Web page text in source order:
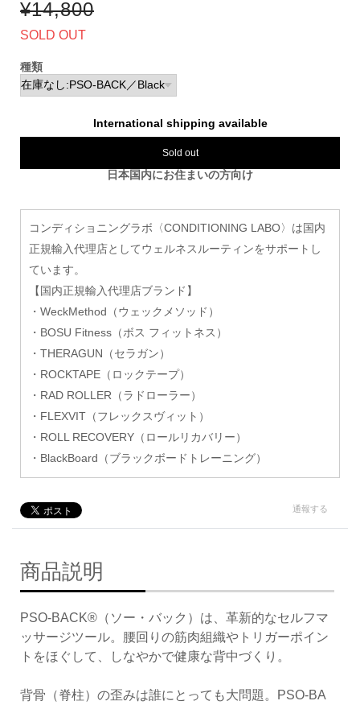
¥14,800
SOLD OUT
種類
International shipping available
Sold out
日本国内にお住まいの方向け
コンディショニングラボ〈CONDITIONING LABO〉は国内
正規輸入代理店としてウェルネスルーティンをサポートし
ています。
【国内正規輸入代理店ブランド】
・WeckMethod（ウェックメソッド）
・BOSU Fitness（ボス フィットネス）
・THERAGUN（セラガン）
・ROCKTAPE（ロックテープ）
・RAD ROLLER（ラドローラー）
・FLEXVIT（フレックスヴィット）
・ROLL RECOVERY（ロールリカバリー）
・BlackBoard（ブラックボードトレーニング）
通報する
商品説明
PSO-BACK®（ソー・バック）は、革新的なセルフマ
ッサージツール。腰回りの筋肉組織やトリガーポイン
トをほぐして、しなやかで健康な背中づくり。
背骨（脊柱）の歪みは誰にとっても大問題。PSO-BA